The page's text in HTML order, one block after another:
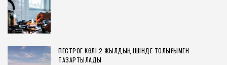
ПЕСТРОЕ КӨЛІ 2 ЖЫЛДЫҢ ІШІНДЕ ТОЛЫҒЫМЕН
ТАЗАРТЫЛАДЫ